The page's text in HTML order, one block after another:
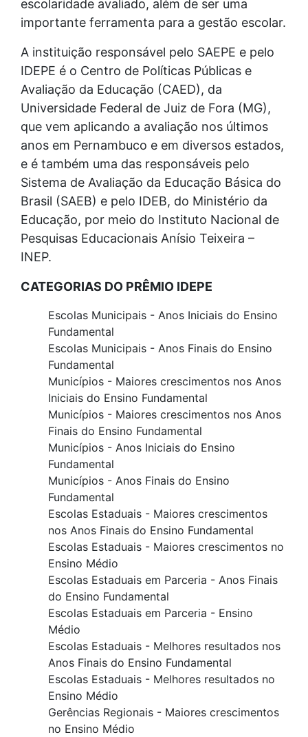
escolaridade avaliado, além de ser uma
importante ferramenta para a gestão escolar.
A instituição responsável pelo SAEPE e pelo
IDEPE é o Centro de Políticas Públicas e
Avaliação da Educação (CAED), da
Universidade Federal de Juiz de Fora (MG),
que vem aplicando a avaliação nos últimos
anos em Pernambuco e em diversos estados,
e é também uma das responsáveis pelo
Sistema de Avaliação da Educação Básica do
Brasil (SAEB) e pelo IDEB, do Ministério da
Educação, por meio do Instituto Nacional de
Pesquisas Educacionais Anísio Teixeira –
INEP.
CATEGORIAS DO PRÊMIO IDEPE
Escolas Municipais - Anos Iniciais do Ensino
Fundamental
Escolas Municipais - Anos Finais do Ensino
Fundamental
Municípios - Maiores crescimentos nos Anos
Iniciais do Ensino Fundamental
Municípios - Maiores crescimentos nos Anos
Finais do Ensino Fundamental
Municípios - Anos Iniciais do Ensino
Fundamental
Municípios - Anos Finais do Ensino
Fundamental
Escolas Estaduais - Maiores crescimentos
nos Anos Finais do Ensino Fundamental
Escolas Estaduais - Maiores crescimentos no
Ensino Médio
Escolas Estaduais em Parceria - Anos Finais
do Ensino Fundamental
Escolas Estaduais em Parceria - Ensino
Médio
Escolas Estaduais - Melhores resultados nos
Anos Finais do Ensino Fundamental
Escolas Estaduais - Melhores resultados no
Ensino Médio
Gerências Regionais - Maiores crescimentos
no Ensino Médio